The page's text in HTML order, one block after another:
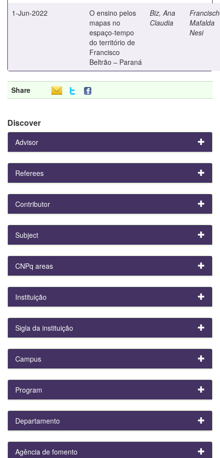
1-Jun-2022
O ensino pelos
mapas no
espaço-tempo
do território de
Francisco
Beltrão – Paraná
Biz, Ana
Claudia
Mafalda
Nesi
Share
Discover
Advisor
Referees
Contributor
Subject
CNPq areas
Instituição
Sigla da instituição
Campus
Program
Departamento
Agência de fomento